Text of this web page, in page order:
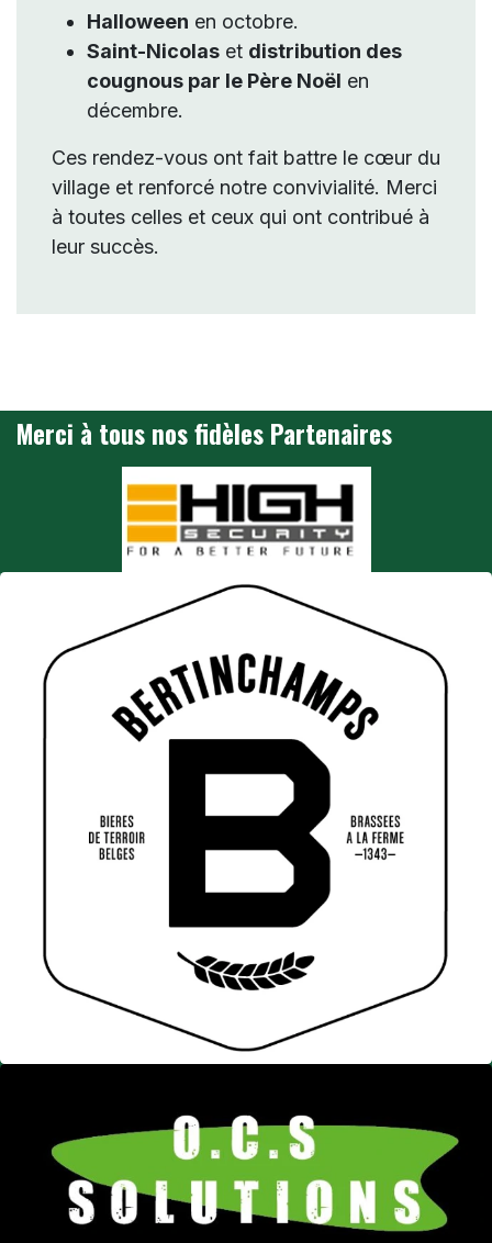
Halloween en octobre.
Saint-Nicolas et distribution des
cougnous par le Père Noël en
décembre.
Ces rendez-vous ont fait battre le cœur du
village et renforcé notre convivialité. Merci
à toutes celles et ceux qui ont contribué à
leur succès.
Merci à tous nos fidèles Partenaires